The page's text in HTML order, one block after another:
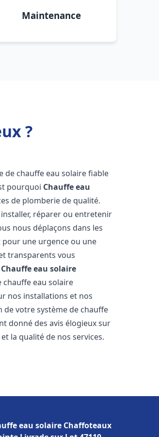
Maintenance
?
de chauffe eau solaire fiable
pourquoi Chauffe eau
de plomberie de qualité.
réparer ou entretenir
nous déplaçons dans les
une urgence ou une
transparents vous
Chauffe eau solaire
chauffe eau solaire
nos installations et nos
votre système de chauffe
donné des avis élogieux sur
la qualité de nos services.
eau solaire Chaffoteaux